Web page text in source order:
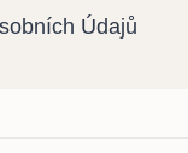
Údajů